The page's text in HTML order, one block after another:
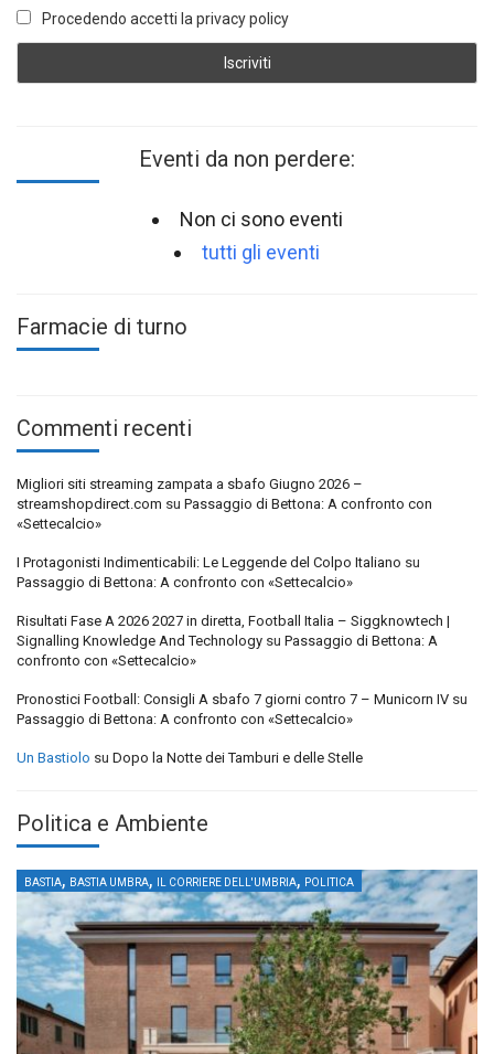
Procedendo accetti la privacy policy
Eventi da non perdere:
Non ci sono eventi
tutti gli eventi
Farmacie di turno
Commenti recenti
Migliori siti streaming zampata a sbafo Giugno 2026 –
streamshopdirect.com su Passaggio di Bettona: A confronto con
«Settecalcio»
I Protagonisti Indimenticabili: Le Leggende del Colpo Italiano su
Passaggio di Bettona: A confronto con «Settecalcio»
Risultati Fase A 2026 2027 in diretta, Football Italia – Siggknowtech |
Signalling Knowledge And Technology su Passaggio di Bettona: A
confronto con «Settecalcio»
Pronostici Football: Consigli A sbafo 7 giorni contro 7 – Municorn IV su
Passaggio di Bettona: A confronto con «Settecalcio»
Un Bastiolo su Dopo la Notte dei Tamburi e delle Stelle
Politica e Ambiente
BASTIA, BASTIA UMBRA, IL CORRIERE DELL'UMBRIA, POLITICA